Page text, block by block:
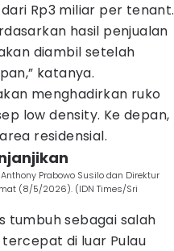
Rp3 miliar per tenant.
hasil penjualan
diambil setelah
katanya.
menghadirkan ruko
low density. Ke depan,
residensial.
Prabowo Susilo dan Direktur
(8/5/2026). (IDN Times/Sri
tumbuh sebagai salah
di luar Pulau